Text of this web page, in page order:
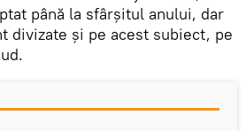
până la sfârşitul anului, dar
divizate şi pe acest subiect, pe